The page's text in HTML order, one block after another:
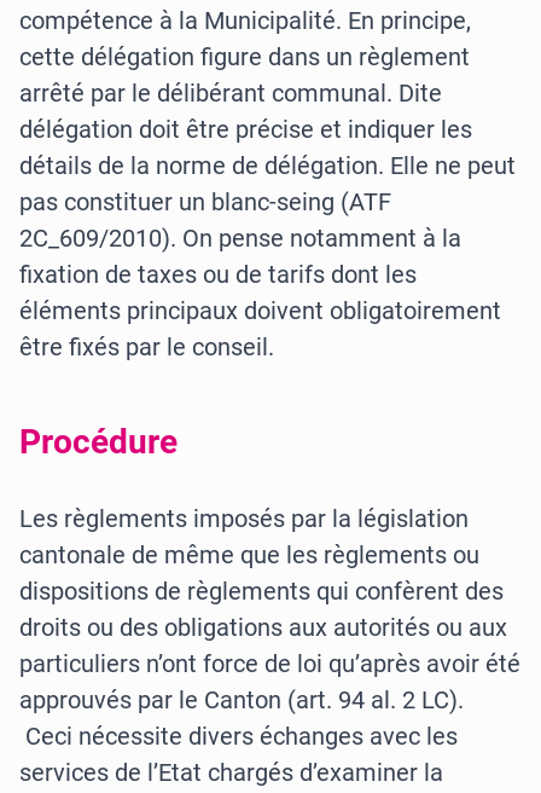
compétence à la Municipalité. En principe,
cette délégation figure dans un règlement
arrêté par le délibérant communal. Dite
délégation doit être précise et indiquer les
détails de la norme de délégation. Elle ne peut
pas constituer un blanc-seing (ATF
2C_609/2010). On pense notamment à la
fixation de taxes ou de tarifs dont les
éléments principaux doivent obligatoirement
être fixés par le conseil.
Procédure
Les règlements imposés par la législation
cantonale de même que les règlements ou
dispositions de règlements qui confèrent des
droits ou des obligations aux autorités ou aux
particuliers n’ont force de loi qu’après avoir été
approuvés par le Canton (art. 94 al. 2 LC).
Ceci nécessite divers échanges avec les
services de l’Etat chargés d’examiner la